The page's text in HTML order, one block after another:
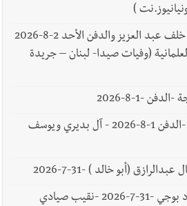
)
وفاة الشاب موسى محمد خلف عبد العزيز والدفن الأحد 2-8-2026
(وفيات صيدا- لبنان – جريدة
-1-8-2026
وفاة بدرية يوسف بديري -الدفن 1-8-2026 - آل بديري ويوسف
(أبو خالد ) -31-7-2026
وفاة الحاج مصطفى محمود بوجي -31-7-2026 -نقيب صيادي